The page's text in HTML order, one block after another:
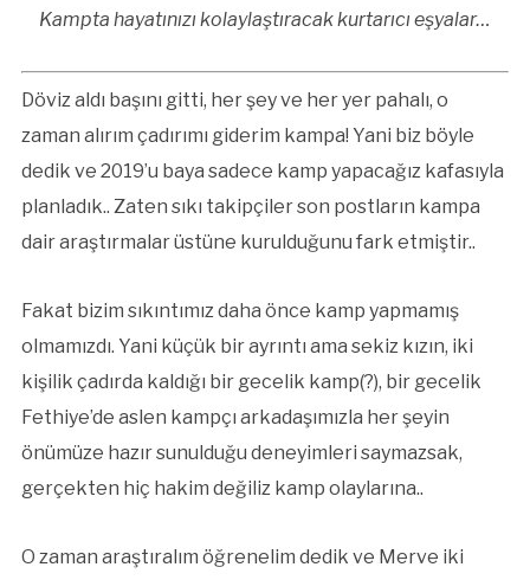
Kampta hayatınızı kolaylaştıracak kurtarıcı eşyalar…
Döviz aldı başını gitti, her şey ve her yer pahalı, o
zaman alırım çadırımı giderim kampa! Yani biz böyle
dedik ve 2019’u baya sadece kamp yapacağız kafasıyla
planladık.. Zaten sıkı takipçiler son postların kampa
dair araştırmalar üstüne kurulduğunu fark etmiştir..
Fakat bizim sıkıntımız daha önce kamp yapmamış
olmamızdı. Yani küçük bir ayrıntı ama sekiz kızın, iki
kişilik çadırda kaldığı bir gecelik kamp(?), bir gecelik
Fethiye’de aslen kampçı arkadaşımızla her şeyin
önümüze hazır sunulduğu deneyimleri saymazsak,
gerçekten hiç hakim değiliz kamp olaylarına..
O zaman araştıralım öğrenelim dedik ve Merve iki